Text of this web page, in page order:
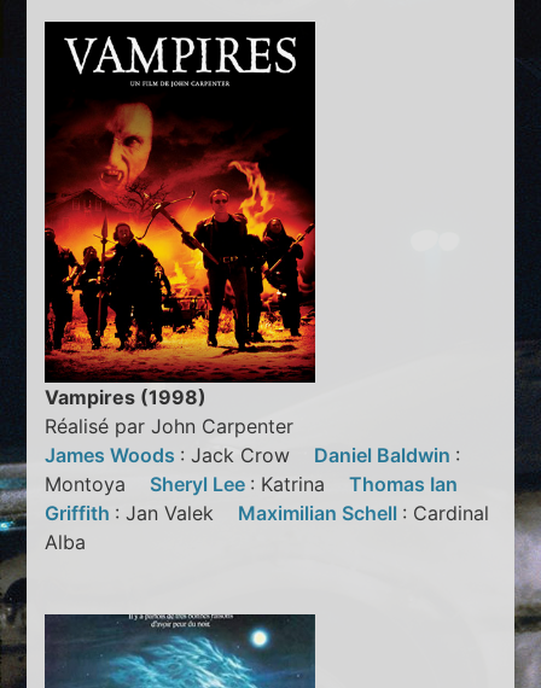
Vampires (1998)
Réalisé par John Carpenter
James Woods : Jack Crow Daniel Baldwin :
Montoya Sheryl Lee : KatrinaThomas Ian
Griffith : Jan Valek Maximilian Schell : Cardinal
Alba